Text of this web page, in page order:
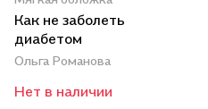
Как не заболеть
диабетом
Ольга Романова
Нет в наличии